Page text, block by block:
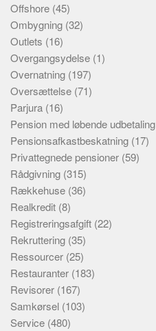
Offshore (45)
Ombygning (32)
Outlets (16)
Overgangsydelse (1)
Overnatning (197)
Oversættelse (71)
Parjura (16)
Pension med løbende udbetaling
Pensionsafkastbeskatning (17)
Privattegnede pensioner (59)
Rådgivning (315)
Rækkehuse (36)
Realkredit (8)
Registreringsafgift (22)
Rekruttering (35)
Ressourcer (25)
Restauranter (183)
Revisorer (167)
Samkørsel (103)
Service (480)